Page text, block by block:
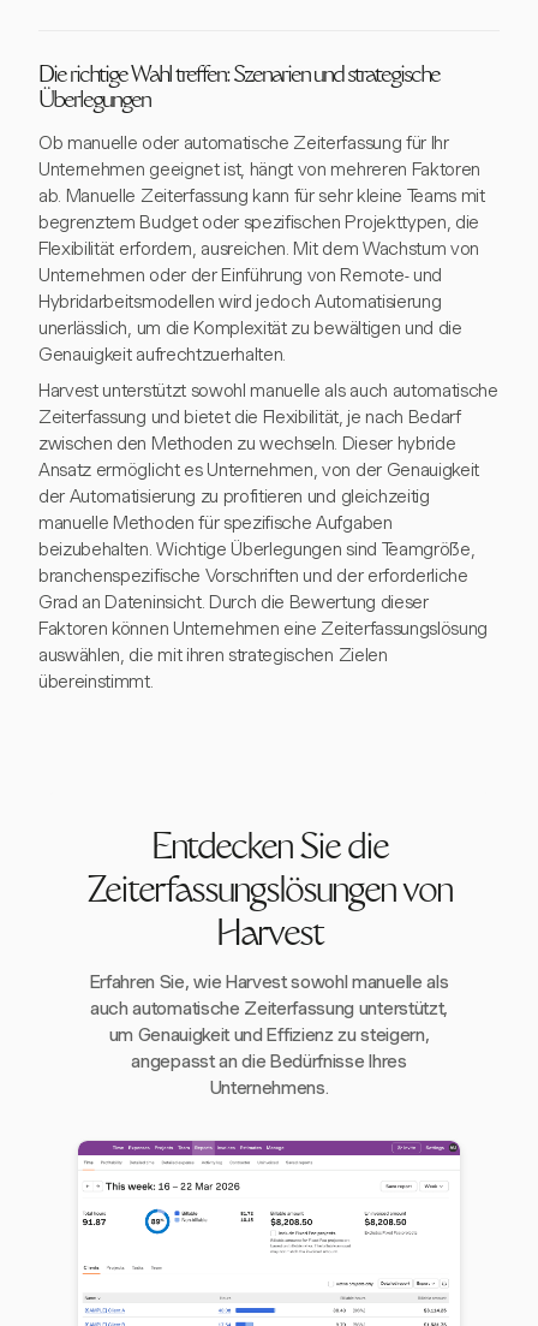
Die richtige Wahl treffen: Szenarien und strategische
Überlegungen
Ob manuelle oder automatische Zeiterfassung für Ihr
Unternehmen geeignet ist, hängt von mehreren Faktoren
ab. Manuelle Zeiterfassung kann für sehr kleine Teams mit
begrenztem Budget oder spezifischen Projekttypen, die
Flexibilität erfordern, ausreichen. Mit dem Wachstum von
Unternehmen oder der Einführung von Remote- und
Hybridarbeitsmodellen wird jedoch Automatisierung
unerlässlich, um die Komplexität zu bewältigen und die
Genauigkeit aufrechtzuerhalten.
Harvest unterstützt sowohl manuelle als auch automatische
Zeiterfassung und bietet die Flexibilität, je nach Bedarf
zwischen den Methoden zu wechseln. Dieser hybride
Ansatz ermöglicht es Unternehmen, von der Genauigkeit
der Automatisierung zu profitieren und gleichzeitig
manuelle Methoden für spezifische Aufgaben
beizubehalten. Wichtige Überlegungen sind Teamgröße,
branchenspezifische Vorschriften und der erforderliche
Grad an Dateninsicht. Durch die Bewertung dieser
Faktoren können Unternehmen eine Zeiterfassungslösung
auswählen, die mit ihren strategischen Zielen
übereinstimmt.
Entdecken Sie die
Zeiterfassungslösungen von
Harvest
Erfahren Sie, wie Harvest sowohl manuelle als
auch automatische Zeiterfassung unterstützt,
um Genauigkeit und Effizienz zu steigern,
angepasst an die Bedürfnisse Ihres
Unternehmens.